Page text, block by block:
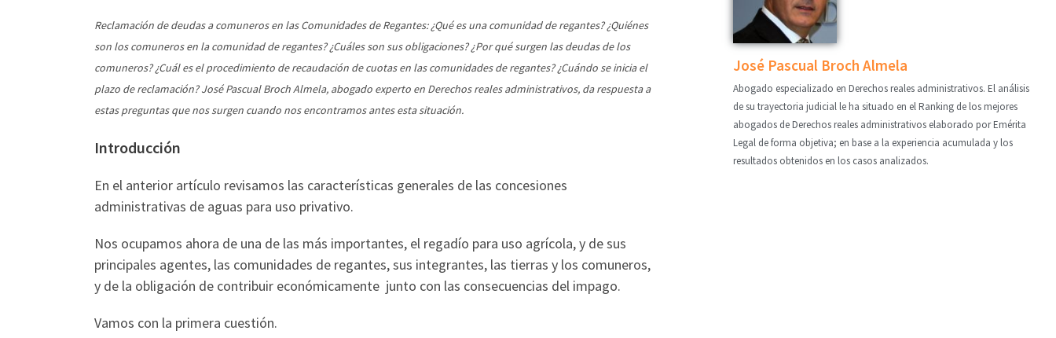
Reclamación de deudas a comuneros en las Comunidades de Regantes: ¿Qué es una comunidad de regantes? ¿Quiénes
son los comuneros en la comunidad de regantes? ¿Cuáles son sus obligaciones? ¿Por qué surgen las deudas de los
comuneros? ¿Cuál es el procedimiento de recaudación de cuotas en las comunidades de regantes? ¿Cuándo se inicia el
plazo de reclamación? José Pascual Broch Almela, abogado experto en Derechos reales administrativos, da respuesta a
estas preguntas que nos surgen cuando nos encontramos antes esta situación.
Introducción
En el anterior artículo revisamos las características generales de las concesiones
administrativas de aguas para uso privativo.
Nos ocupamos ahora de una de las más importantes, el regadío para uso agrícola, y de sus
principales agentes, las comunidades de regantes, sus integrantes, las tierras y los comuneros,
y de la obligación de contribuir económicamente junto con las consecuencias del impago.
Vamos con la primera cuestión.
José Pascual Broch Almela
Abogado especializado en Derechos reales administrativos. El análisis
de su trayectoria judicial le ha situado en el Ranking de los mejores
abogados de Derechos reales administrativos elaborado por Emérita
Legal de forma objetiva; en base a la experiencia acumulada y los
resultados obtenidos en los casos analizados.